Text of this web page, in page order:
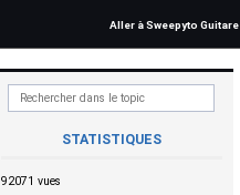
Aller à Sweepyto Guitare
STATISTIQUES
92071 vues